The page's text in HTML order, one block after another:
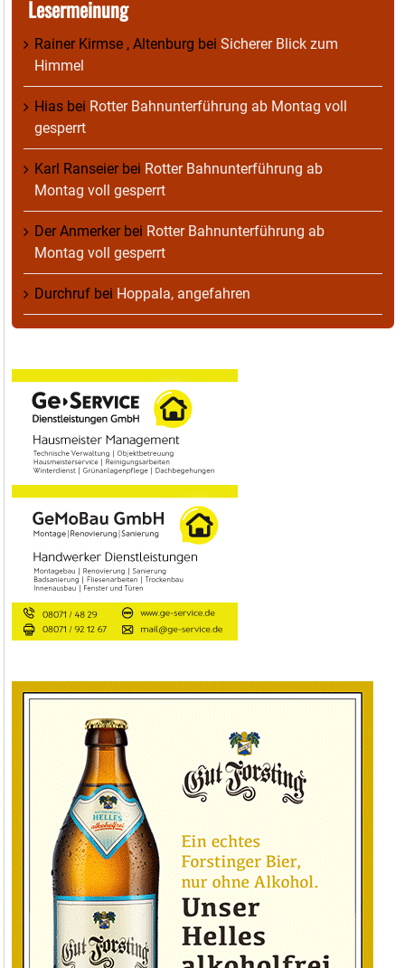
Lesermeinung
Rainer Kirmse , Altenburg bei Sicherer Blick zum
Himmel
Hias bei Rotter Bahnunterführung ab Montag voll
gesperrt
Karl Ranseierbei Rotter Bahnunterführung ab
Montag voll gesperrt
Der Anmerkerbei Rotter Bahnunterführung ab
Montag voll gesperrt
Durchruf bei Hoppala, angefahren